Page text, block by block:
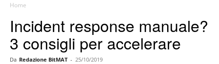
Home
Incident response manuale?
3 consigli per accelerare
Da Redazione BitMAT - 25/10/2019